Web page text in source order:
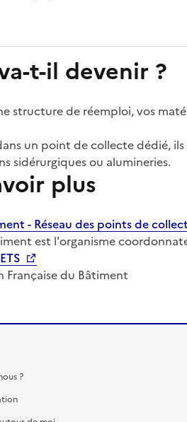
t-il devenir ?
structure de réemploi, vos
un point de collecte dédié,
sidérurgiques ou alumineries.
plus
- Réseau des points de
est l'organisme
Française du Bâtiment
?